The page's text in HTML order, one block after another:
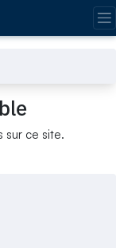
sur ce site.